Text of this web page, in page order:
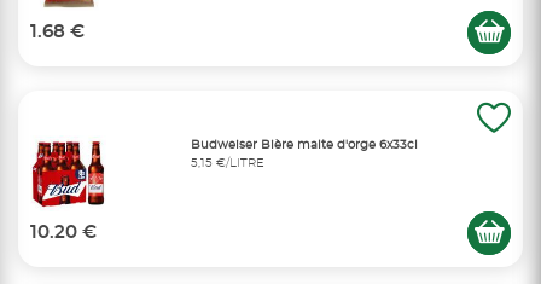
1.68 €
Budweiser Bière malte d'orge 6x33cl
5,15 €/LITRE
10.20 €